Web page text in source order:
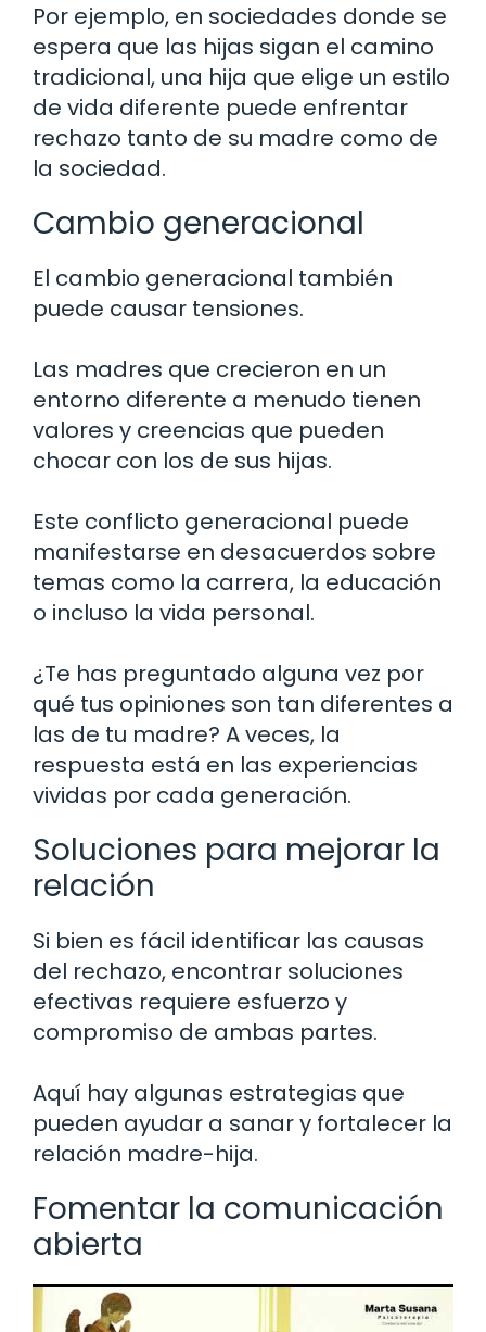
Por ejemplo, en sociedades donde se
espera que las hijas sigan el camino
tradicional, una hija que elige un estilo
de vida diferente puede enfrentar
rechazo tanto de su madre como de
la sociedad.
Cambio generacional
El cambio generacional también
puede causar tensiones.
Las madres que crecieron en un
entorno diferente a menudo tienen
valores y creencias que pueden
chocar con los de sus hijas.
Este conflicto generacional puede
manifestarse en desacuerdos sobre
temas como la carrera, la educación
o incluso la vida personal.
¿Te has preguntado alguna vez por
qué tus opiniones son tan diferentes a
las de tu madre? A veces, la
respuesta está en las experiencias
vividas por cada generación.
Soluciones para mejorar la
relación
Si bien es fácil identificar las causas
del rechazo, encontrar soluciones
efectivas requiere esfuerzo y
compromiso de ambas partes.
Aquí hay algunas estrategias que
pueden ayudar a sanar y fortalecer la
relación madre-hija.
Fomentar la comunicación
abierta